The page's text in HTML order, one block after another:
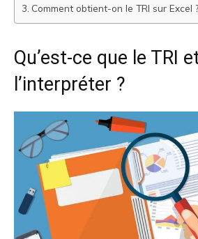
Comment obtient-on le TRI sur Excel ?
Qu’est-ce que le TRI
l’interpréter ?